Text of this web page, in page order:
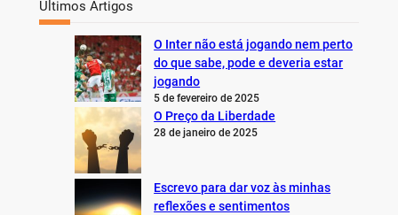
Últimos Artigos
O Inter não está jogando nem perto
do que sabe, pode e deveria estar
jogando
5 de fevereiro de 2025
O Preço da Liberdade
28 de janeiro de 2025
Escrevo para dar voz às minhas
reflexões e sentimentos